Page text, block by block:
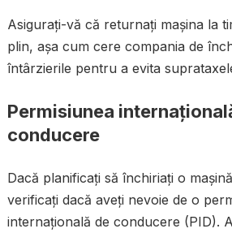
Asigurați-vă că returnați mașina la
plin, așa cum cere compania de
întârzierile pentru a evita
Permisiunea
conducere
Dacă planificați să închiriați o
verificați dacă aveți nevoie de o
internațională de conducere (PID).